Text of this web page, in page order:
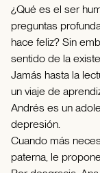
¿Qué es el ser
preguntas
hace feliz? Sin
sentido de la
Jamás hasta la
un viaje de
Andrés es un
depresión.
Cuando más
paterna, le